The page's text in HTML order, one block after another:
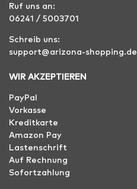
Ruf uns an:
06241 / 5003701
Schreib uns:
support@arizona-shopping.de
WIR AKZEPTIEREN
PayPal
Vorkasse
Kreditkarte
Amazon Pay
Lastenschrift
Auf Rechnung
Sofortzahlung